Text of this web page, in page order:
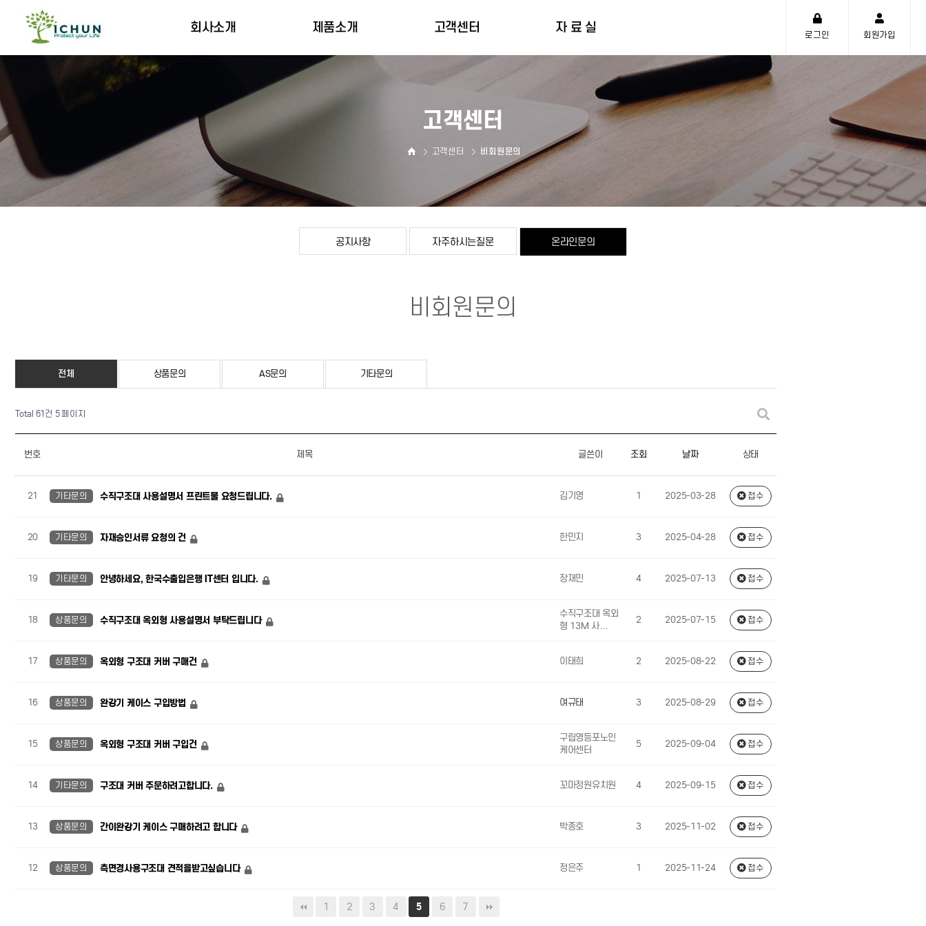
회사소개
오시는길
제품소개 고객센터
자주하시는질문
온라인문의
자 료 실 로그인 회원가입
공지사항 자주하시는질문 온라인문의
고객센터 비회원문의
고객센터
비회원문의
전체 상품문의 AS문의 기타문의
Total 61건 5 페이지
번호 제목 글쓴이 조회 날짜 상태
21 기타문의 수직구조대 사용설명서 프린트물 요청드립니다. 김기영 1 2025-03-28 접수
20 기타문의 자재승인서류 요청의 건 한민지 3 2025-04-28 접수
19 기타문의 안녕하세요, 한국수출입은행 IT센터 입니다. 장재민 4 2025-07-13 접수
18 상품문의 수직구조대 옥외형 사용설명서 부탁드립니다
수직구조대 옥외
형 13M 사…
2 2025-07-15 접수
17 상품문의 옥외형 구조대 커버 구매건 이태희 2 2025-08-22 접수
16 상품문의 완강기 케이스 구입방법 여규태 3 2025-08-29 접수
15 상품문의 옥외형 구조대 커버 구입건
구립영등포노인
케어센터
5 2025-09-04 접수
14 기타문의 구조대 커버 주문하려고합니다. 꼬마정원유치원 4 2025-09-15 접수
13 상품문의 간이완강기 케이스 구매하려고 합니다 박종호 3 2025-11-02 접수
12 상품문의 측면경사용구조대 견적을받고싶습니다 정은주 1 2025-11-24 접수
1 2 3 4 5 6 7